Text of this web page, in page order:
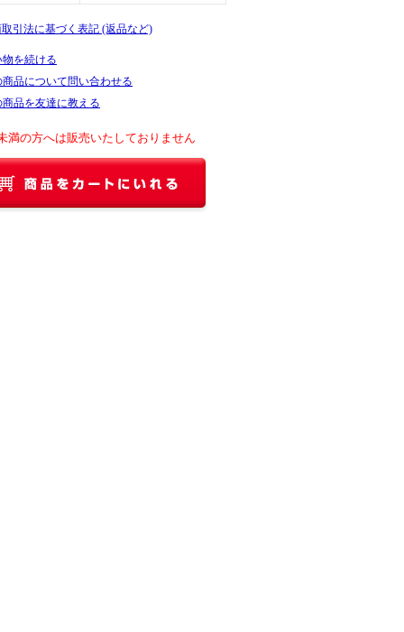
引法に基づく表記 (返品など)
物を続ける
商品について問い合わせる
商品を友達に教える
満の方へは販売いたしておりません